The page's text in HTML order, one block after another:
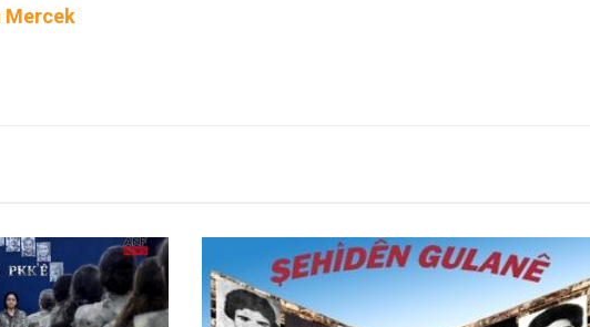
Mercek